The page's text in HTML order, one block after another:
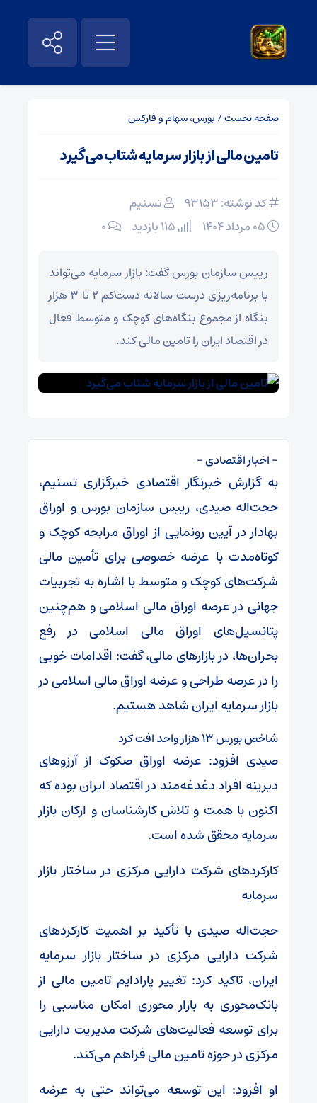
صفحه نخست/ بورس، سهام و فارکس
تامین مالی از بازار سرمایه شتاب می‌گیرد
کد نوشته: 93153
تسنیم
۰
رییس سازمان بورس گفت: بازار سرمایه می‌تواند
با برنامه‌ریزی درست سالانه دست‌کم ۲ تا ۳ هزار
بنگاه از مجموع بنگاه‌های کوچک و متوسط فعال
در اقتصاد ایران را تامین مالی کند.
– اخبار اقتصادی –
به گزارش خبرنگار اقتصادی خبرگزاری تسنیم،
حجت‌اله صیدی، رییس سازمان بورس و اوراق
بهادار در آیین رونمایی از اوراق مرابحه کوچک و
کوتاه‌مدت با عرضه خصوصی برای تأمین مالی
شرکت‌های کوچک و متوسط با اشاره به تجربیات
جهانی در عرصه اوراق مالی اسلامی و هم‌چنین
پتانسیل‌های اوراق مالی اسلامی در رفع
بحران‌ها، در بازارهای مالی، گفت: اقدامات خوبی
را در عرصه طراحی و عرضه اوراق مالی اسلامی در
بازار سرمایه ایران شاهد هستیم.
شاخص بورس ۱۳ هزار واحد افت کرد
صیدی افزود: عرضه اوراق صکوک از آرزوهای
دیرینه افراد دغدغه‌مند در اقتصاد ایران بوده که
اکنون با همت و تلاش کارشناسان و ارکان بازار
سرمایه محقق شده است.
کارکردهای شرکت دارایی مرکزی در ساختار بازار
سرمایه
حجت‌اله صیدی با تأکید بر اهمیت کارکردهای
شرکت دارایی مرکزی در ساختار بازار سرمایه
ایران، تاکید کرد: تغییر پارادایم تامین مالی از
بانک‌محوری به بازار محوری امکان مناسبی را
برای توسعه فعالیت‌های شرکت مدیریت دارایی
مرکزی در حوزه تامین مالی فراهم می‌کند.
او افزود: این توسعه می‌تواند حتی به عرضه